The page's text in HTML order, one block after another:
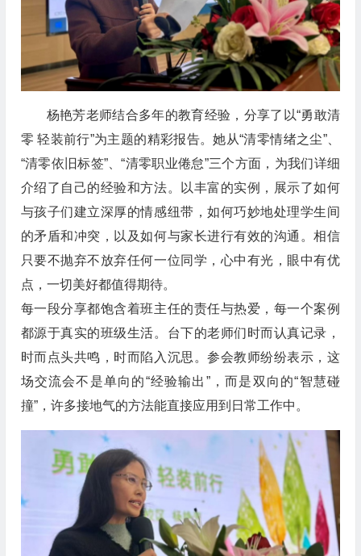
杨艳芳老师结合多年的教育经验，分享了以“勇敢清
零 轻装前行”为主题的精彩报告。她从“清零情绪之尘”、
“清零依旧标签”、“清零职业倦怠”三个方面，为我们详细
介绍了自己的经验和方法。以丰富的实例，展示了如何
与孩子们建立深厚的情感纽带，如何巧妙地处理学生间
的矛盾和冲突，以及如何与家长进行有效的沟通。相信
只要不抛弃不放弃任何一位同学，心中有光，眼中有优
点，一切美好都值得期待。
每一段分享都饱含着班主任的责任与热爱，每一个案例
都源于真实的班级生活。台下的老师们时而认真记录，
时而点头共鸣，时而陷入沉思。参会教师纷纷表示，这
场交流会不是单向的“经验输出”，而是双向的“智慧碰
撞”，许多接地气的方法能直接应用到日常工作中。